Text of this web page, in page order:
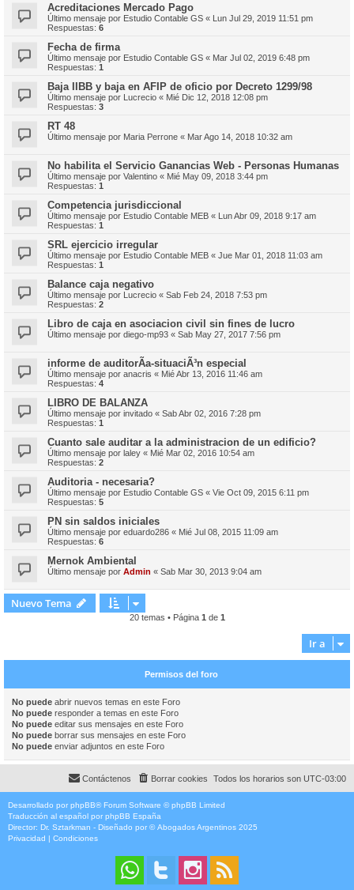
Acreditaciones Mercado Pago
Último mensaje por Estudio Contable GS « Lun Jul 29, 2019 11:51 pm
Respuestas: 6
Fecha de firma
Último mensaje por Estudio Contable GS « Mar Jul 02, 2019 6:48 pm
Respuestas: 1
Baja IIBB y baja en AFIP de oficio por Decreto 1299/98
Último mensaje por Lucrecio « Mié Dic 12, 2018 12:08 pm
Respuestas: 3
RT 48
Último mensaje por Maria Perrone « Mar Ago 14, 2018 10:32 am
No habilita el Servicio Ganancias Web - Personas Humanas
Último mensaje por Valentino « Mié May 09, 2018 3:44 pm
Respuestas: 1
Competencia jurisdiccional
Último mensaje por Estudio Contable MEB « Lun Abr 09, 2018 9:17 am
Respuestas: 1
SRL ejercicio irregular
Último mensaje por Estudio Contable MEB « Jue Mar 01, 2018 11:03 am
Respuestas: 1
Balance caja negativo
Último mensaje por Lucrecio « Sab Feb 24, 2018 7:53 pm
Respuestas: 2
Libro de caja en asociacion civil sin fines de lucro
Último mensaje por diego-mp93 « Sab May 27, 2017 7:56 pm
informe de auditorÃ­a-situaciÃ³n especial
Último mensaje por anacris « Mié Abr 13, 2016 11:46 am
Respuestas: 4
LIBRO DE BALANZA
Último mensaje por invitado « Sab Abr 02, 2016 7:28 pm
Respuestas: 1
Cuanto sale auditar a la administracion de un edificio?
Último mensaje por laley « Mié Mar 02, 2016 10:54 am
Respuestas: 2
Auditoria - necesaria?
Último mensaje por Estudio Contable GS « Vie Oct 09, 2015 6:11 pm
Respuestas: 5
PN sin saldos iniciales
Último mensaje por eduardo286 « Mié Jul 08, 2015 11:09 am
Respuestas: 6
Mernok Ambiental
Último mensaje por Admin « Sab Mar 30, 2013 9:04 am
Nuevo Tema
20 temas • Página 1 de 1
Ir a
Permisos del foro
No puede abrir nuevos temas en este Foro
No puede responder a temas en este Foro
No puede editar sus mensajes en este Foro
No puede borrar sus mensajes en este Foro
No puede enviar adjuntos en este Foro
Todos los horarios son UTC-03:00
Borrar cookies
Contáctenos
Desarrollado por phpBB® Forum Software © phpBB Limited
Traducción al español por phpBB España
Director: Dr. Sztarkman - Diseñado por ©Abogados Argentinos 2025
Privacidad | Condiciones